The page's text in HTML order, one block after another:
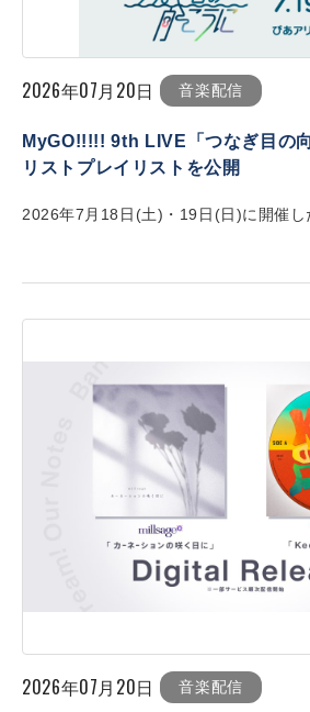
2026年07月20日 音楽配信
MyGO!!!!! 9th LIVE「つなぎ目の
リストプレイリストを公開
2026年7月18日(土)・19日(日)に開催し
2026年07月20日 音楽配信